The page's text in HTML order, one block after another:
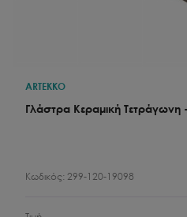
ARTEKKO
Γλάστρα Κεραμική
Κωδικός: 299-120-19098